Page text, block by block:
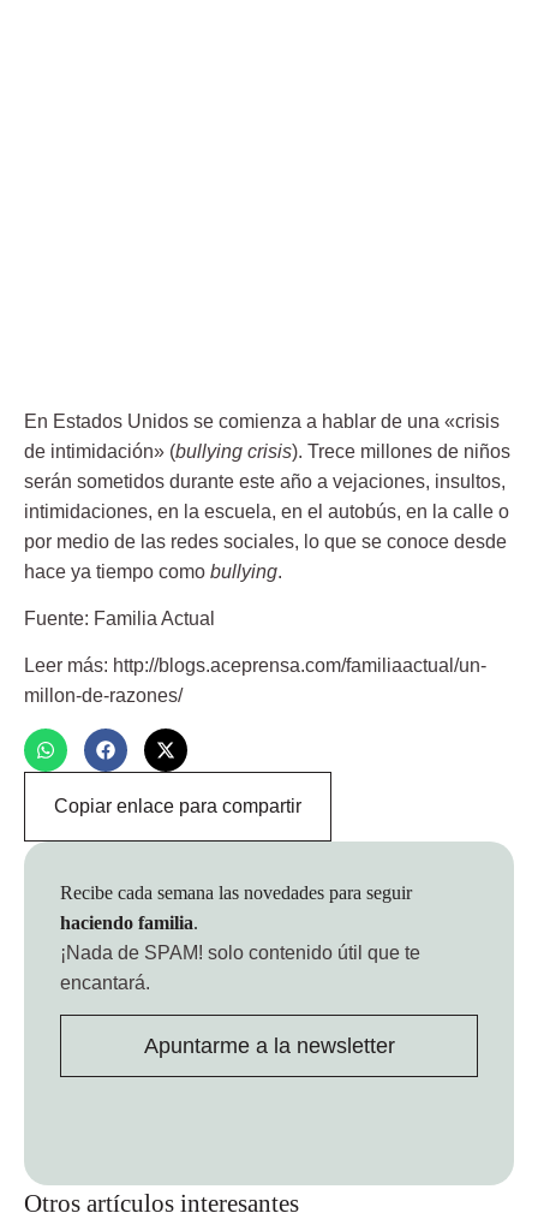
En Estados Unidos se comienza a hablar de una «crisis
de intimidación» (bullying crisis). Trece millones de niños
serán sometidos durante este año a vejaciones, insultos,
intimidaciones, en la escuela, en el autobús, en la calle o
por medio de las redes sociales, lo que se conoce desde
hace ya tiempo como bullying.
Fuente: Familia Actual
Leer más: http://blogs.aceprensa.com/familiaactual/un-
millon-de-razones/
Copiar enlace para compartir
Otros artículos interesantes
Recibe cada semana las novedades para seguir
haciendo familia.
¡Nada de SPAM! solo contenido útil que te
encantará.
Apuntarme a la newsletter